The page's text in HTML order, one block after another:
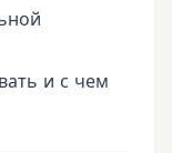
и с чем